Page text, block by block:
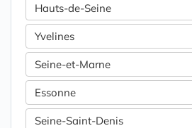
Hauts-de-Seine
Yvelines
Seine-et-Marne
Essonne
Seine-Saint-Denis